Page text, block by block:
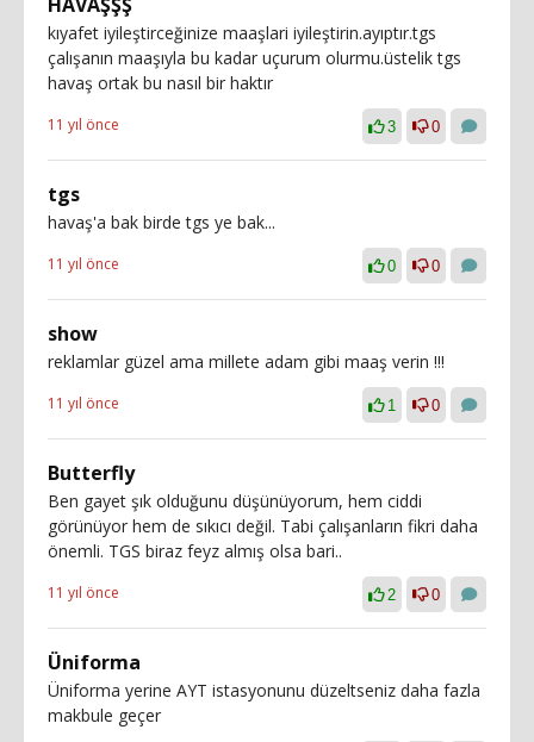
kıyafet iyileştirceğinize maaşlari iyileştirin.ayıptır.tgs
çalışanın maaşıyla bu kadar uçurum olurmu.üstelik tgs
havaş ortak bu nasıl bir haktır
11 yıl önce 3 0
tgs
havaş'a bak birde tgs ye bak...
11 yıl önce 0 0
show
reklamlar güzel ama millete adam gibi maaş verin !!!
11 yıl önce 1 0
Butterfly
Ben gayet şık olduğunu düşünüyorum, hem ciddi
görünüyor hem de sıkıcı değil. Tabi çalışanların fikri daha
önemli. TGS biraz feyz almış olsa bari..
11 yıl önce 2 0
Üniforma
Üniforma yerine AYT istasyonunu düzeltseniz daha fazla
makbule geçer